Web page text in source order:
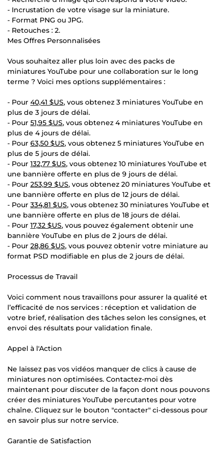
- Incrustation de votre visage sur la miniature.
- Format PNG ou JPG.
- Retouches : 2.
Mes Offres Personnalisées
Vous souhaitez aller plus loin avec des packs de
miniatures YouTube pour une collaboration sur le long
terme ? Voici mes options supplémentaires :
- Pour 40,41 $US, vous obtenez 3 miniatures YouTube en
plus de 3 jours de délai.
- Pour 51,95 $US, vous obtenez 4 miniatures YouTube en
plus de 4 jours de délai.
- Pour 63,50 $US, vous obtenez 5 miniatures YouTube en
plus de 5 jours de délai.
- Pour 132,77 $US, vous obtenez 10 miniatures YouTube et
une bannière offerte en plus de 9 jours de délai.
- Pour 253,99 $US, vous obtenez 20 miniatures YouTube et
une bannière offerte en plus de 12 jours de délai.
- Pour 334,81 $US, vous obtenez 30 miniatures YouTube et
une bannière offerte en plus de 18 jours de délai.
- Pour 17,32 $US, vous pouvez également obtenir une
bannière YouTube en plus de 2 jours de délai.
- Pour 28,86 $US, vous pouvez obtenir votre miniature au
format PSD modifiable en plus de 2 jours de délai.
Processus de Travail
Voici comment nous travaillons pour assurer la qualité et
l’efficacité de nos services : réception et validation de
votre brief, réalisation des tâches selon les consignes, et
envoi des résultats pour validation finale.
Appel à l'Action
Ne laissez pas vos vidéos manquer de clics à cause de
miniatures non optimisées. Contactez-moi dès
maintenant pour discuter de la façon dont nous pouvons
créer des miniatures YouTube percutantes pour votre
chaîne. Cliquez sur le bouton "contacter" ci-dessous pour
en savoir plus sur notre service.
Garantie de Satisfaction